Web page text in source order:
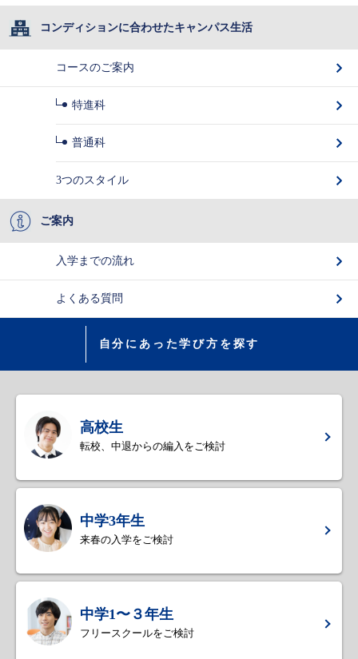
コンディションに合わせたキャンパス生活
コースのご案内
特進科
普通科
3つのスタイル
ご案内
入学までの流れ
よくある質問
自分にあった学び方を探す
高校生
転校、中退からの編入をご検討
中学3年生
来春の入学をご検討
中学1〜３年生
フリースクールをご検討